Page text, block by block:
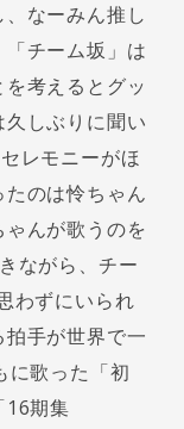
なーみん推し
チーム坂」は
考えるとグッ
しぶりに聞い
レモニーがほ
のは怜ちゃん
んが歌うのを
ながら、チー
わずにいられ
手が世界で一
に歌った「初
16期集